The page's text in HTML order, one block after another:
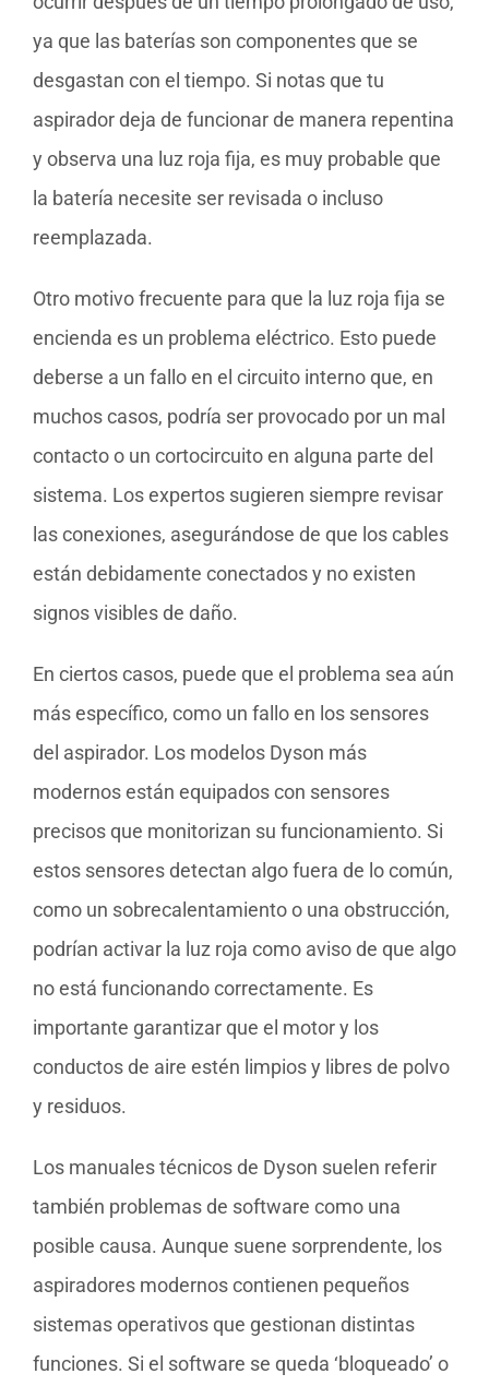
ya que las baterías son componentes que se
desgastan con el tiempo. Si notas que tu
aspirador deja de funcionar de manera repentina
y observa una luz roja fija, es muy probable que
la batería necesite ser revisada o incluso
reemplazada.
Otro motivo frecuente para que la luz roja fija se
encienda es un problema eléctrico. Esto puede
deberse a un fallo en el circuito interno que, en
muchos casos, podría ser provocado por un mal
contacto o un cortocircuito en alguna parte del
sistema. Los expertos sugieren siempre revisar
las conexiones, asegurándose de que los cables
están debidamente conectados y no existen
signos visibles de daño.
En ciertos casos, puede que el problema sea aún
más específico, como un fallo en los sensores
del aspirador. Los modelos Dyson más
modernos están equipados con sensores
precisos que monitorizan su funcionamiento. Si
estos sensores detectan algo fuera de lo común,
como un sobrecalentamiento o una obstrucción,
podrían activar la luz roja como aviso de que algo
no está funcionando correctamente. Es
importante garantizar que el motor y los
conductos de aire estén limpios y libres de polvo
y residuos.
Los manuales técnicos de Dyson suelen referir
también problemas de software como una
posible causa. Aunque suene sorprendente, los
aspiradores modernos contienen pequeños
sistemas operativos que gestionan distintas
funciones. Si el software se queda ‘bloqueado’ o